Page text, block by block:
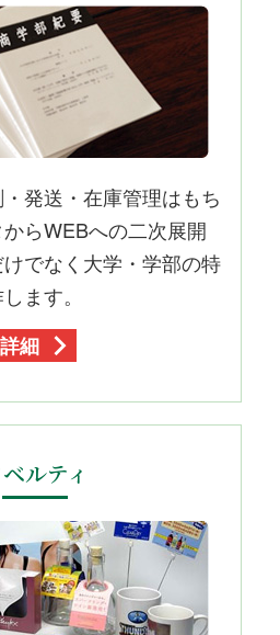
発送・在庫管理はもち
らWEBへの二次展開
でなく大学・学部の特
ます。
詳細
ルティ